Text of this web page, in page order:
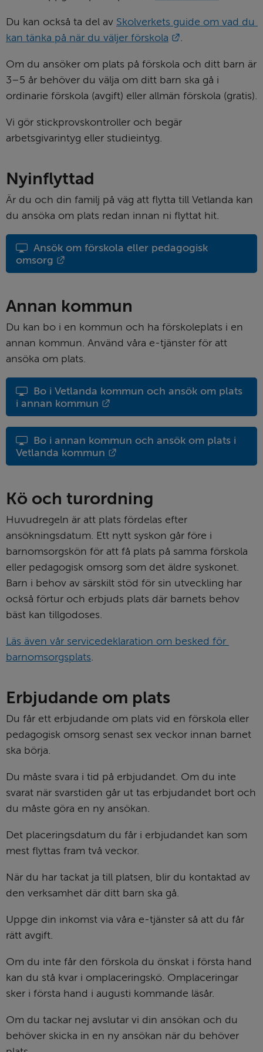
Du kan också ta del av Skolverkets guide om vad du
kan tänka på när du väljer förskola
Om du ansöker om plats på förskola och ditt barn är
3–5 år behöver du välja om ditt barn ska gå i
ordinarie förskola (avgift) eller allmän förskola (gratis).
Vi gör stickprovskontroller och begär
arbetsgivarintyg eller studieintyg.
Nyinflyttad
Är du och din familj på väg att flytta till Vetlanda kan
du ansöka om plats redan innan ni flyttat hit.
Ansök om förskola eller pedagogisk
omsorg
Annan kommun
Du kan bo i en kommun och ha förskole­plats i en
annan kommun. Använd våra e-tjänster för att
ansöka om plats.
Bo i Vetlanda kommun och ansök om plats
i annan kommun
Bo i annan kommun och ansök om plats i
Vetlanda kommun
Kö och turordning
Huvudregeln är att plats fördelas efter
ansökningsdatum. Ett nytt syskon går före i
barnomsorgskön för att få plats på samma förskola
eller pedagogisk omsorg som det äldre syskonet.
Barn i behov av särskilt stöd för sin utveckling har
också förtur och erbjuds plats där barnets behov
bäst kan tillgodoses.
Läs även vår servicedeklaration om besked för
barnomsorgsplats
Erbjudande om plats
Du får ett erbjudande om plats vid en förskola eller
pedagogisk omsorg senast sex veckor innan barnet
ska börja.
Du måste svara i tid på erbjudandet. Om du inte
svarat när svarstiden går ut tas erbjudandet bort och
du måste göra en ny ansökan.
Det placeringsdatum du får i erbjudandet kan som
mest flyttas fram två veckor.
När du har tackat ja till platsen, blir du kontaktad av
den verksamhet där ditt barn ska gå.
Uppge din inkomst via våra e-tjänster så att du får
rätt avgift.
Om du inte får den förskola du önskat i första hand
kan du stå kvar i omplaceringskö. Omplaceringar
sker i första hand i augusti kommande läsår.
Om du tackar nej avslutar vi din ansökan och du
behöver skicka in en ny ansökan när du behöver